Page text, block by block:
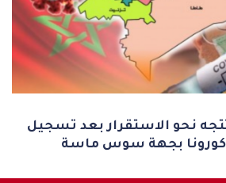
نحو الاستقرار بعد تسجيل
كورونا بجهة سوس ماسة